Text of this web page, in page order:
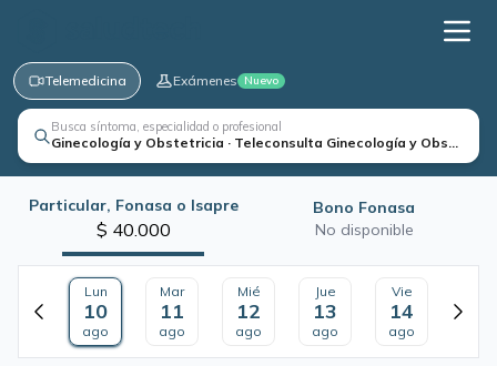
Telemedicina Exámenes Nuevo
Busca síntoma, especialidad o profesional
Ginecología y Obstetricia · Teleconsulta Ginecología y
Particular, Fonasa o Isapre
$ 40.000
Bono Fonasa
No disponible
Lun
10
ago
Mar
11
ago
Mié
12
ago
Jue
13
ago
Vie
14
ago